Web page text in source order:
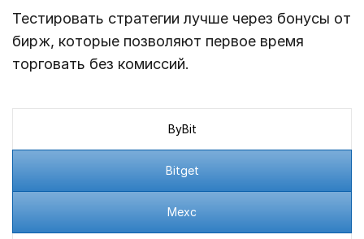
Тестировать стратегии лучше через бонусы от
бирж, которые позволяют первое время
торговать без комиссий.
ByBit
Bitget
Mexc